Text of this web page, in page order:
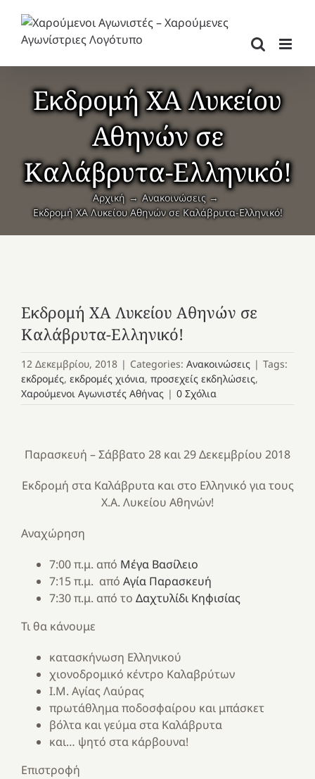
περιεχόμενο
Εκδρομή ΧΑ Λυκείου
Αθηνών σε
Καλάβρυτα-Ελληνικό!
Αρχική
Ανακοινώσεις
Εκδρομή ΧΑ Λυκείου Αθηνών σε Καλάβρυτα-Ελληνικό!
Εκδρομή ΧΑ Λυκείου Αθηνών σε
Καλάβρυτα-Ελληνικό!
12 Δεκεμβρίου, 2018 | Categories: Ανακοινώσεις | Tags:
εκδρομές, εκδρομές χιόνια, προσεχείς εκδηλώσεις,
Χαρούμενοι Αγωνιστές Αθήνας | 0 Σχόλια
Παρασκευή – Σάββατο 28 και 29 Δεκεμβρίου 2018
Εκδρομή στα Καλάβρυτα και στο Ελληνικό για τους
Χ.Α. Λυκείου Αθηνών!
Αναχώρηση
7:00 π.μ. από Μέγα Βασίλειο
7:15 π.μ. από Αγία Παρασκευή
7:30 π.μ. από το Δαχτυλίδι Κηφισίας
Τι θα κάνουμε
κατασκήνωση Ελληνικού
χιονοδρομικό κέντρο Καλαβρύτων
Ι.Μ. Αγίας Λαύρας
πρωτάθλημα ποδοσφαίρου και μπάσκετ
βόλτα και γεύμα στα Καλάβρυτα
και… ψητό στα κάρβουνα!
Επιστροφή